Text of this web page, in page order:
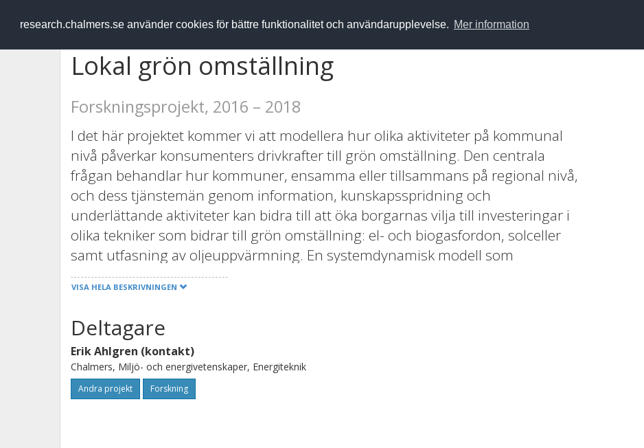
research.chalmers.se använder cookies för bättre funktionalitet och användarupplevelse. Mer information
RESEARCH.chalmers.se
Lokal grön omställning
Forskningsprojekt, 2016 – 2018
I det här projektet kommer vi att modellera hur olika aktiviteter på kommunal
nivå påverkar konsumenters drivkrafter till grön omställning. Den centrala
frågan behandlar hur kommuner, ensamma eller tillsammans på regional nivå,
och dess tjänstemän genom information, kunskapsspridning och
underlättande aktiviteter kan bidra till att öka borgarnas vilja till investeringar i
olika tekniker som bidrar till grön omställning: el- och biogasfordon, solceller
samt utfasning av oljeuppvärmning. En systemdynamisk modell som
representerar olika aktörer kommer att utvecklas, och dessa aktörer och olika
åtgärders omställnings- och kostnadseffektivitet kommer att modelleras för att
varandra, och hur olika åtgärder på kommunal nivå kan bidra till en effektivare
grön omställning.
VISA HELA BESKRIVNINGEN
Deltagare
Erik Ahlgren (kontakt)
Chalmers, Miljö- och energivetenskaper, Energiteknik
Andra projekt Forskning